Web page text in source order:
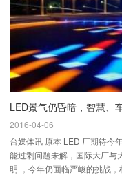
LED景气仍昏暗，智慧、
2016-04-06
台媒体讯 原本 LED 厂期待今
能过剩问题未解，国际大厂与
明 ，今年仍面临严峻的挑战，